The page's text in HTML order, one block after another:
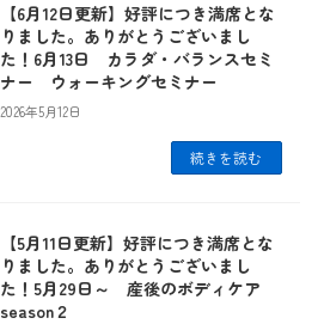
【6月12日更新】好評につき満席とな
りました。ありがとうございまし
た！6月13日 カラダ・バランスセミ
ナー ウォーキングセミナー
2026年5月12日
続きを読む
【5月11日更新】好評につき満席とな
りました。ありがとうございまし
た！5月29日～ 産後のボディケア
season２